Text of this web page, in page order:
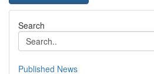
Search
Published News